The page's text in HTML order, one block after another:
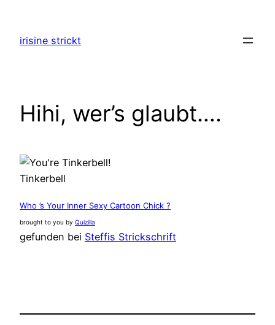
springen
irisine strickt
Hihi, wer’s glaubt….
Tinkerbell
Who ’s Your Inner Sexy Cartoon Chick ?
brought to you by Quizilla
gefunden bei Steffis Strickschrift